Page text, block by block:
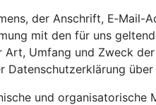
der Anschrift,
mit den für uns
Umfang und Zweck
und